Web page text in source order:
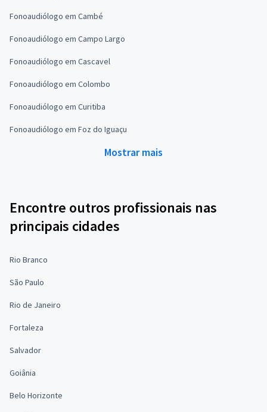
Fonoaudiólogo em Cambé
Fonoaudiólogo em Campo Largo
Fonoaudiólogo em Cascavel
Fonoaudiólogo em Colombo
Fonoaudiólogo em Curitiba
Fonoaudiólogo em Foz do Iguaçu
Mostrar mais
Encontre outros profissionais nas
principais cidades
Rio Branco
São Paulo
Rio de Janeiro
Fortaleza
Salvador
Goiânia
Belo Horizonte